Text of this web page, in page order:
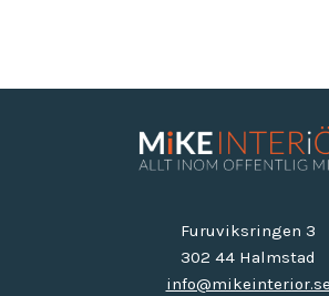
Furuviksringen 3
302 44 Halmstad
info@mikeinterior.se